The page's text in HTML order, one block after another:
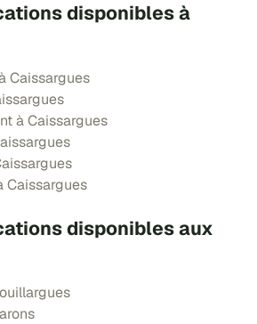
disponibles à
Caissargues
à Caissargues
Caissargues
disponibles aux